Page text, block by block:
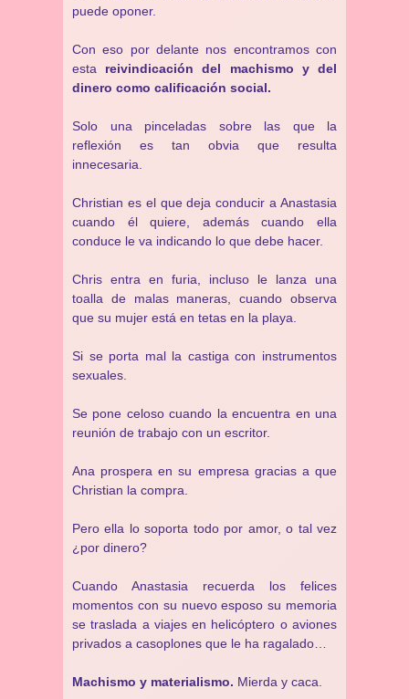
puede oponer.
Con eso por delante nos encontramos con
esta reivindicación del machismo y del
dinero como calificación social.
Solo una pinceladas sobre las que la
reflexión es tan obvia que resulta
innecesaria.
Christian es el que deja conducir a Anastasia
cuando él quiere, además cuando ella
conduce le va indicando lo que debe hacer.
Chris entra en furia, incluso le lanza una
toalla de malas maneras, cuando observa
que su mujer está en tetas en la playa.
Si se porta mal la castiga con instrumentos
sexuales.
Se pone celoso cuando la encuentra en una
reunión de trabajo con un escritor.
Ana prospera en su empresa gracias a que
Christian la compra.
Pero ella lo soporta todo por amor, o tal vez
¿por dinero?
Cuando Anastasia recuerda los felices
momentos con su nuevo esposo su memoria
se traslada a viajes en helicóptero o aviones
privados a casoplones que le ha ragalado…
Machismo y materialismo. Mierda y caca.